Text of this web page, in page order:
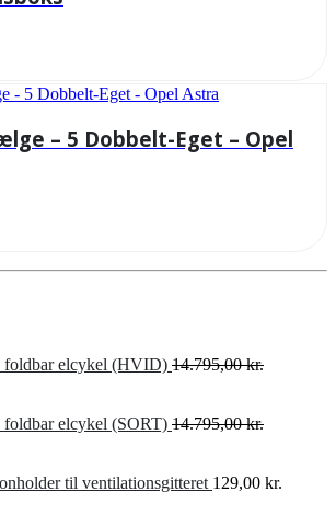
– 5 Dobbelt-Eget – Opel
foldbar elcykel (HVID) 14.795,00kr.
elcykel (SORT) 14.795,00kr.
til ventilationsgitteret 129,00 kr.